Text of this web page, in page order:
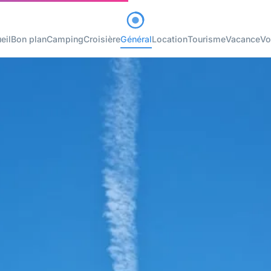
Bon planCampingCroisièreGénéralLocationTourismeVacance